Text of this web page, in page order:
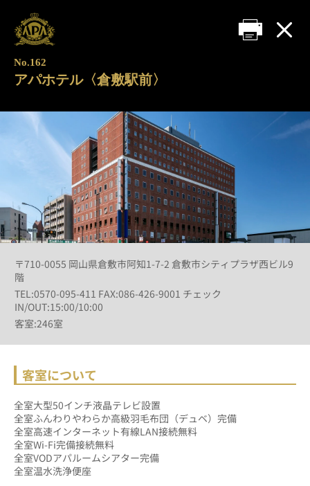
No.162
アパホテル〈倉敷駅前〉
〒710-0055 岡山県倉敷市阿知1-7-2 倉敷市シティプラザ西ビル9
階
TEL:0570-095-411 FAX:086-426-9001 チェック
IN/OUT:15:00/10:00
客室:246室
客室について
全室大型50インチ液晶テレビ設置
全室ふんわりやわらか高級羽毛布団（デュベ）完備
全室高速インターネット有線LAN接続無料
全室Wi-Fi完備接続無料
全室VODアパルームシアター完備
全室温水洗浄便座